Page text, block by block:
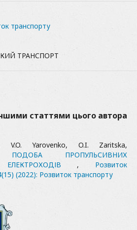
транспорту
ТРАНСПОРТ
статтями цього автора
V.O. Yarovenko, O.I. Zaritska,
ПОДОБА ПРОПУЛЬСИВНИХ
ЕЛЕКТРОХОДІВ , Розвиток
(2022): Розвиток транспорту